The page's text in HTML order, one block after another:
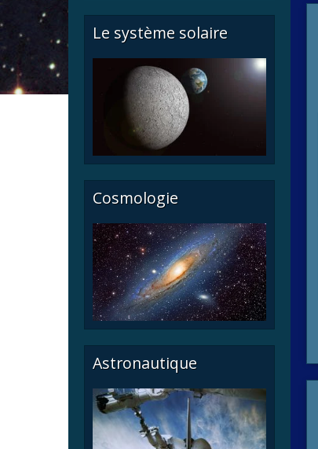
Le système solaire
Cosmologie
Astronautique